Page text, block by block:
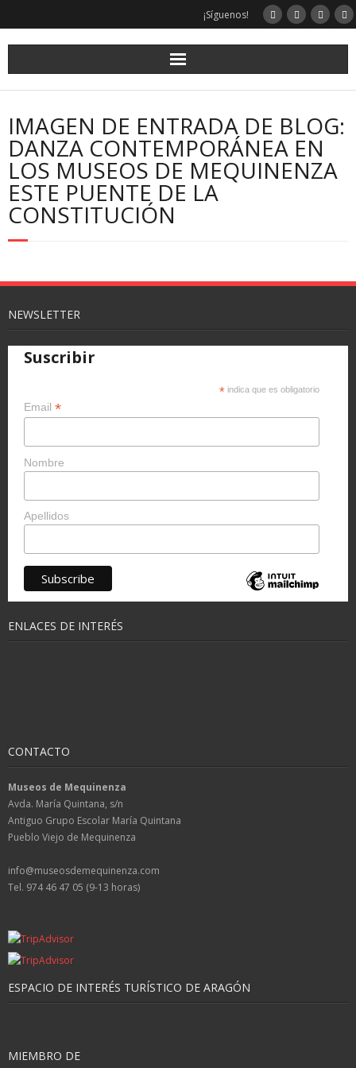
¡Síguenos!
IMAGEN DE ENTRADA DE BLOG:
DANZA CONTEMPORÁNEA EN
LOS MUSEOS DE MEQUINENZA
ESTE PUENTE DE LA
CONSTITUCIÓN
NEWSLETTER
Suscribir
* indica que es obligatorio
Email *
Nombre
Apellidos
ENLACES DE INTERÉS
CONTACTO
Museos de Mequinenza
Avda. María Quintana, s/n
Antiguo Grupo Escolar María Quintana
Pueblo Viejo de Mequinenza
info@museosdemequinenza.com
Tel. 974 46 47 05 (9-13 horas)
ESPACIO DE INTERÉS TURÍSTICO DE ARAGÓN
MIEMBRO DE